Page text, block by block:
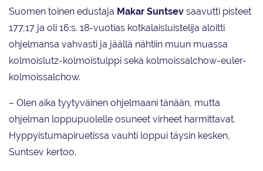
Suomen toinen edustaja Makar Suntsev saavutti pisteet
177,17 ja oli 16:s. 18-vuotias kotkalaisluistelija aloitti
ohjelmansa vahvasti ja jäällä nähtiin muun muassa
kolmoislutz-kolmoistulppi sekä kolmoissalchow-euler-
kolmoissalchow.
– Olen aika tyytyväinen ohjelmaani tänään, mutta
ohjelman loppupuolelle osuneet virheet harmittavat.
Hyppyistumapiruetissa vauhti loppui täysin kesken,
Suntsev kertoo.